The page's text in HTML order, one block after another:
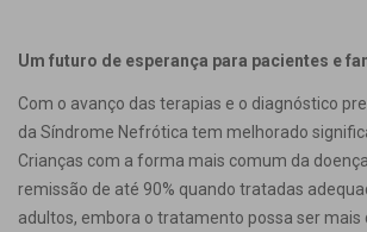
Um futuro de esperança para pacientes e
Com o avanço das terapias e o diagnóstico
da Síndrome Nefrótica tem melhorado
Crianças com a forma mais comum da
remissão de até 90% quando tratadas
adultos, embora o tratamento possa ser mais